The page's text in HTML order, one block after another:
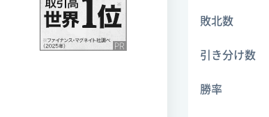
敗北数
引き分け数
勝率